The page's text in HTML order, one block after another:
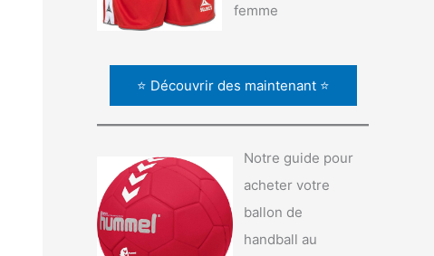
femme
⭐ Découvrir des maintenant ⭐
Notre guide pour
acheter votre
ballon de
handball au